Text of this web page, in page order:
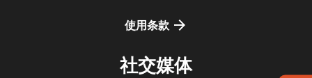
使用条款
社交媒体